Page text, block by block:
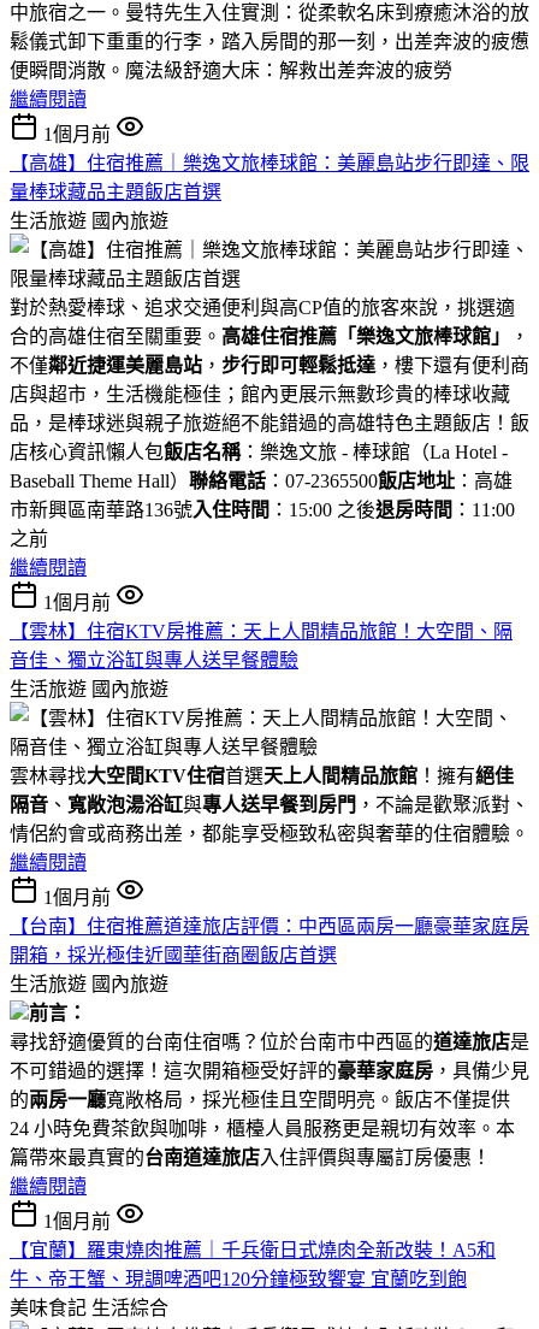
中旅宿之一。​曼特先生入住實測：從柔軟名床到療癒沐浴的放
鬆儀式​卸下重重的行李，踏入房間的那一刻，出差奔波的疲憊
便瞬間消散。​魔法級舒適大床：解救出差奔波的疲勞
繼續閱讀
1個月前
【高雄】住宿推薦｜樂逸文旅棒球館：美麗島站步行即達、限
量棒球藏品主題飯店首選
生活旅遊 國內旅遊
對於熱愛棒球、追求交通便利與高CP值的旅客來說，挑選適
合的高雄住宿至關重要。 高雄住宿推薦「樂逸文旅棒球館」
，
不僅鄰近捷運美麗島站 ， 步行即可輕鬆抵達 ，樓下還有便利商
店與超市，生活機能極佳；館內更展示無數珍貴的棒球收藏
品，是棒球迷與親子旅遊絕不能錯過的高雄特色主題飯店！飯
店核心資訊懶人包飯店名稱：樂逸文旅 - 棒球館（La Hotel -
Baseball Theme Hall） 聯絡電話 ：07-2365500飯店地址 ：高雄
市新興區南華路136號入住時間 ：15:00 之後退房時間 ：11:00
之前
繼續閱讀
1個月前
【雲林】住宿KTV房推薦：天上人間精品旅館！大空間、隔
音佳、獨立浴缸與專人送早餐體驗
生活旅遊 國內旅遊
雲林尋找大空間KTV住宿首選天上人間精品旅館 ！擁有絕佳
隔音 、 寬敞泡湯浴缸與專人送早餐到房門 ，不論是歡聚派對、
情侶約會或商務出差，都能享受極致私密與奢華的住宿體驗。
繼續閱讀
1個月前
【台南】住宿推薦道達旅店評價：中西區兩房一廳豪華家庭房
開箱，採光極佳近國華街商圈飯店首選
生活旅遊 國內旅遊
前言：
尋找舒適優質的台南住宿嗎？位於台南市中西區的道達旅店是
不可錯過的選擇！這次開箱極受好評的豪華家庭房 ，具備少見
的兩房一廳寬敞格局，採光極佳且空間明亮。飯店不僅提供
24 小時免費茶飲與咖啡，櫃檯人員服務更是親切有效率。本
篇帶來最真實的台南道達旅店入住評價與專屬訂房優惠！
繼續閱讀
1個月前
【宜蘭】羅東燒肉推薦｜千兵衛日式燒肉全新改裝！A5和
牛、帝王蟹、現調啤酒吧120分鐘極致饗宴 宜蘭吃到飽
美味食記 生活綜合